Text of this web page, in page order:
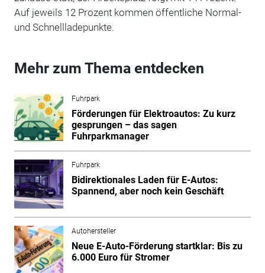
Auf jeweils 12 Prozent kommen öffentliche Normal-
und Schnellladepunkte.
Mehr zum Thema entdecken
Fuhrpark
Förderungen für Elektroautos: Zu kurz
gesprungen – das sagen
Fuhrparkmanager
Fuhrpark
Bidirektionales Laden für E-Autos:
Spannend, aber noch kein Geschäft
Autohersteller
Neue E-Auto-Förderung startklar: Bis zu
6.000 Euro für Stromer